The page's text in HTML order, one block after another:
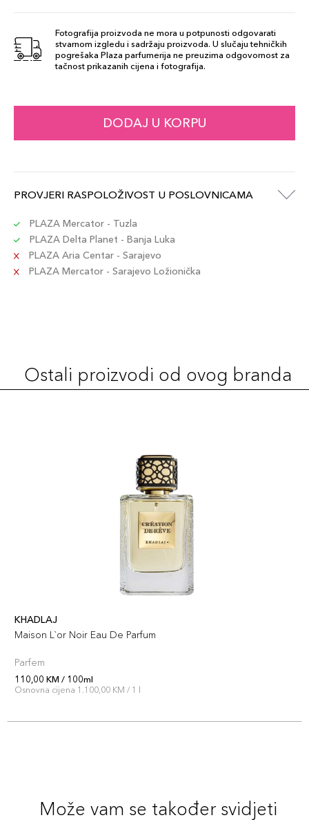
Fotografija proizvoda ne mora u potpunosti odgovarati
stvarnom izgledu i sadržaju proizvoda. U slučaju tehničkih
pogrešaka Plaza parfumerija ne preuzima odgovornost za
tačnost prikazanih cijena i fotografija.
DODAJ U KORPU
PROVJERI RASPOLOŽIVOST U POSLOVNICAMA
PLAZA Mercator - Tuzla
PLAZA Delta Planet - Banja Luka
PLAZA Aria Centar - Sarajevo
PLAZA Mercator - Sarajevo Ložionička
Ostali proizvodi od ovog branda
KHADLAJ
Maison L`or Noir Eau De Parfum
Parfem
110,00 KM / 100ml
Osnovna cijena 1.100,00 KM / 1 l
Može vam se također svidjeti